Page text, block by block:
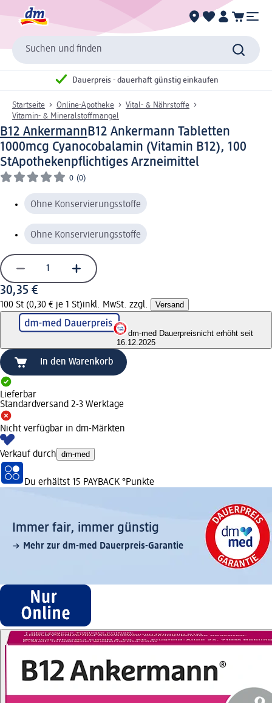
Suchen und finden
Dauerpreis - dauerhaft günstig einkaufen
Startseite Online-Apotheke
Vital- & Nährstoffe
Vitamin- & Mineralstoffmangel
B12 AnkermannB12 Ankermann Tabletten
1000mcg Cyanocobalamin (Vitamin B12), 100
StApothekenpflichtiges Arzneimittel
0 (0)
Ohne Konservierungsstoffe
Ohne Konservierungsstoffe
30,35 €
100 St (0,30 € je 1 St)inkl. MwSt. zzgl. Versand
dm-med Dauerpreisnicht erhöht seit
16.12.2025
In den Warenkorb
Lieferbar
Standardversand 2-3 Werktage
Nicht verfügbar in dm-Märkten
Verkauf durch dm-med
Du erhältst 15 PAYBACK °Punkte
Immer fair,­ immer günstig
Mehr zur dm-med Dauerpreis-Garantie